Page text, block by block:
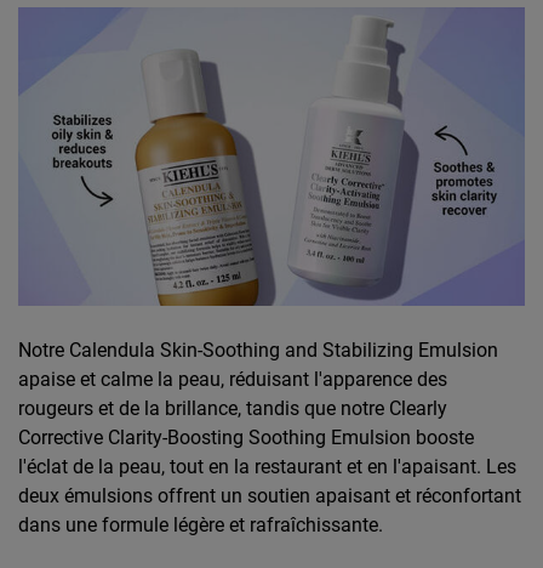
Notre Calendula Skin-Soothing and Stabilizing Emulsion
apaise et calme la peau, réduisant l'apparence des
rougeurs et de la brillance, tandis que notre Clearly
Corrective Clarity-Boosting Soothing Emulsion booste
l'éclat de la peau, tout en la restaurant et en l'apaisant. Les
deux émulsions offrent un soutien apaisant et réconfortant
dans une formule légère et rafraîchissante.